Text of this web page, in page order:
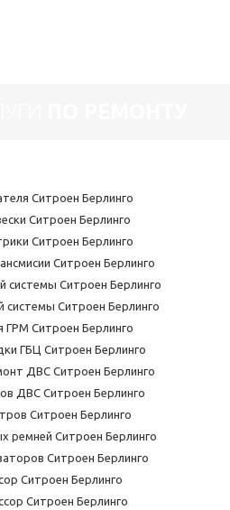
Ситроен Берлинго
Ситроен Берлинго
Ситроен Берлинго
Ситроен Берлинго
системы Ситроен Берлинго
системы Ситроен Берлинго
ГРМ Ситроен Берлинго
ГБЦ Ситроен Берлинго
ДВС Ситроен Берлинго
ДВС Ситроен Берлинго
Ситроен Берлинго
ремней Ситроен Берлинго
Ситроен Берлинго
Ситроен Берлинго
Ситроен Берлинго